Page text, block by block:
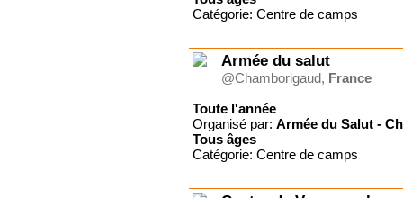
Catégorie: Centre de camps
Armée du salut
@Chamborigaud, France
Toute l'année
Organisé par: Armée du Salut -
Tous âges
Catégorie: Centre de camps